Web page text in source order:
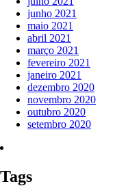
junho 2021
maio 2021
abril 2021
março 2021
fevereiro 2021
janeiro 2021
dezembro 2020
novembro 2020
outubro 2020
setembro 2020
Tags